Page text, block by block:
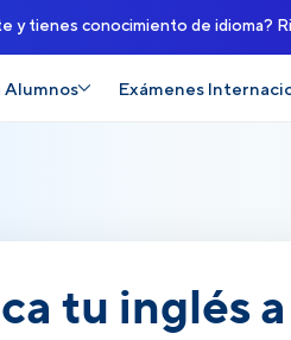
y tienes conocimiento de idioma?
Alumnos Exámenes
tu inglés